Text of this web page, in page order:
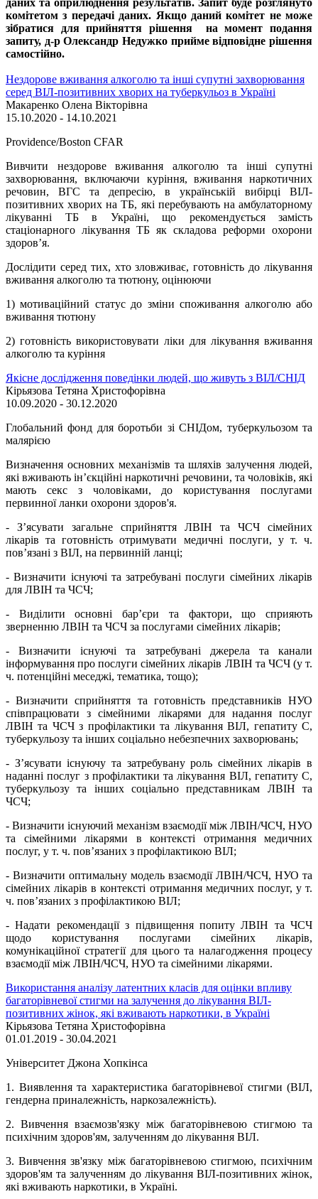
комітетом з передачі даних. Якщо даний комітет не може
зібратися для прийняття рішення на момент подання
запиту, д-р Олександр Недужко прийме відповідне рішення
самостійно.
Нездорове вживання алкоголю та інші супутні захворювання
серед ВІЛ-позитивних хворих на туберкульоз в Україні
Макаренко Олена Вікторівна
15.10.2020 - 14.10.2021
Providence/Boston CFAR
Вивчити нездорове вживання алкоголю та інші супутні
захворювання, включаючи куріння, вживання наркотичних
речовин, ВГС та депресію, в українській вибірці ВІЛ-
позитивних хворих на ТБ, які перебувають на амбулаторному
лікуванні ТБ в Україні, що рекомендується замість
стаціонарного лікування ТБ як складова реформи охорони
здоров’я.
Дослідити серед тих, хто зловживає, готовність до лікування
вживання алкоголю та тютюну, оцінюючи
1) мотиваційний статус до зміни споживання алкоголю або
вживання тютюну
2) готовність використовувати ліки для лікування вживання
алкоголю та куріння
Якісне дослідження поведінки людей, що живуть з ВІЛ/СНІД
Кірьязова Тетяна Христофорівна
10.09.2020 - 30.12.2020
Глобальний фонд для боротьби зі СНІДом, туберкульозом та
малярією
Визначення основних механізмів та шляхів залучення людей,
які вживають ін’єкційні наркотичні речовини, та чоловіків, які
мають секс з чоловіками, до користування послугами
первинної ланки охорони здоров'я.
- З’ясувати загальне сприйняття ЛВІН та ЧСЧ сімейних
лікарів та готовність отримувати медичні послуги, у т. ч.
пов’язані з ВІЛ, на первинній ланці;
- Визначити існуючі та затребувані послуги сімейних лікарів
для ЛВІН та ЧСЧ;
- Виділити основні бар’єри та фактори, що сприяють
зверненню ЛВІН та ЧСЧ за послугами сімейних лікарів;
- Визначити існуючі та затребувані джерела та канали
інформування про послуги сімейних лікарів ЛВІН та ЧСЧ (у т.
ч. потенційні меседжі, тематика, тощо);
- Визначити сприйняття та готовність представників НУО
співпрацювати з сімейними лікарями для надання послуг
ЛВІН та ЧСЧ з профілактики та лікування ВІЛ, гепатиту С,
туберкульозу та інших соціально небезпечних захворювань;
- З’ясувати існуючу та затребувану роль сімейних лікарів в
наданні послуг з профілактики та лікування ВІЛ, гепатиту С,
туберкульозу та інших соціально представникам ЛВІН та
ЧСЧ;
- Визначити існуючий механізм взаємодії між ЛВІН/ЧСЧ, НУО
та сімейними лікарями в контексті отримання медичних
послуг, у т. ч. пов’язаних з профілактикою ВІЛ;
- Визначити оптимальну модель взаємодії ЛВІН/ЧСЧ, НУО та
сімейних лікарів в контексті отримання медичних послуг, у т.
ч. пов’язаних з профілактикою ВІЛ;
- Надати рекомендації з підвищення попиту ЛВІН та ЧСЧ
щодо користування послугами сімейних лікарів,
комунікаційної стратегії для цього та налагодження процесу
взаємодії між ЛВІН/ЧСЧ, НУО та сімейними лікарями.
Використання аналізу латентних класів для оцінки впливу
багаторівневої стигми на залучення до лікування ВІЛ-
позитивних жінок, які вживають наркотики, в Україні
Кірьязова Тетяна Христофорівна
01.01.2019 - 30.04.2021
Університет Джона Хопкінса
1. Виявлення та характеристика багаторівневої стигми (ВІЛ,
гендерна приналежність, наркозалежність).
2. Вивчення взаємозв'язку між багаторівневою стигмою та
психічним здоров'ям, залученням до лікування ВІЛ.
3. Вивчення зв'язку між багаторівневою стигмою, психічним
здоров'ям та залученням до лікування ВІЛ-позитивних жінок,
які вживають наркотики, в Україні.